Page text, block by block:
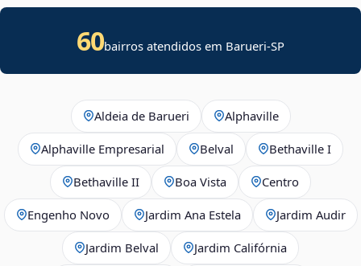
60bairros atendidos em Barueri-SP
Aldeia de Barueri Alphaville
Alphaville Empresarial Belval Bethaville I
Bethaville II Boa Vista Centro
Engenho Novo Jardim Ana Estela Jardim Audir
Jardim Belval Jardim Califórnia